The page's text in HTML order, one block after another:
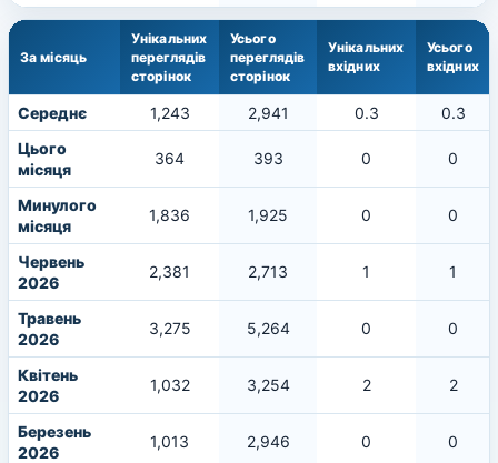
За місяць
Унікальних
переглядів
сторінок
Усього
переглядів
сторінок
Унікальних
вхідних
Усього
вхідних
Середнє 1,243 2,941 0.3
0.3
Цього
місяця
364 393 0 0
Минулого
місяця
1,836 1,925 0 0
Червень
2026
2,381 2,713 1 1
Травень
2026
3,275 5,264 0 0
Квітень
2026
1,032 3,254 2 2
Березень
2026
1,013 2,946 0 0